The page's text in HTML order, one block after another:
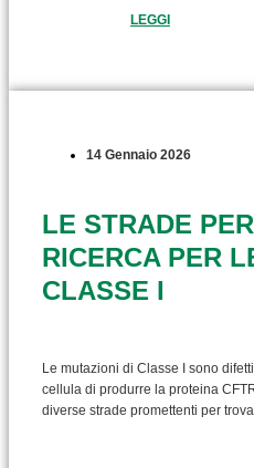
LEGGI
14 Gennaio 2026
LE STRADE
RICERCA PER
CLASSE I
Le mutazioni di Classe I sono
cellula di produrre la proteina
diverse strade promettenti per